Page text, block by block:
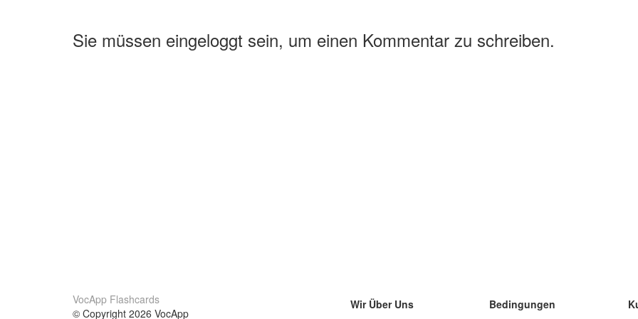
Sie müssen eingeloggt sein, um einen Kommentar zu schreiben.
VocApp Flashcards
© Copyright 2026 VocApp
Wir Über Uns
Bedingungen